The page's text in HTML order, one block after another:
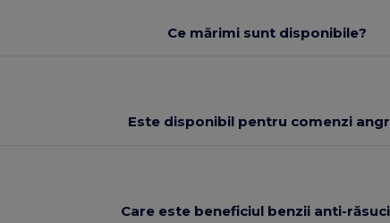
Ce mărimi sunt disponibile?
Este disponibil pentru comenzi
Care este beneficiul benzii anti-